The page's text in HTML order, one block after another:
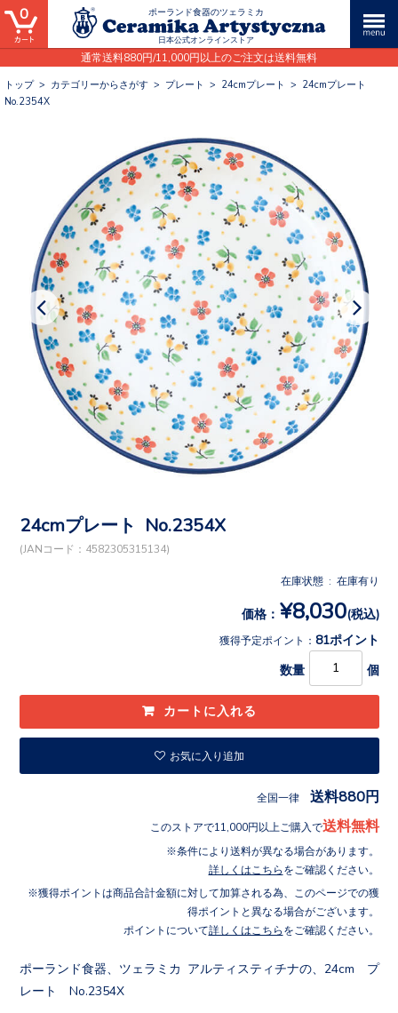
ポーランド食器のツェラミカ
日本公式オンラインストア
通常送料880円/11,000円以上のご注文は送料無料
0
トップ> カテゴリーからさがす > プレート > 24cmプレート > 24cmプレート
No.2354X
24cmプレート No.2354X
(JANコード：4582305315134)
在庫状態 : 在庫有り
価格： ¥8,030(税込)
獲得予定ポイント： 81ポイント
数量 個
お気に入り追加
全国一律 送料880円
このストアで11,000円以上ご購入で送料無料
条件により送料が異なる場合があります。
詳しくはこちら をご確認ください。
獲得ポイントは商品合計金額に対して加算される為、このページでの獲
得ポイントと異なる場合がございます。
ポイントについて詳しくはこちら をご確認ください。
ポーランド食器、ツェラミカ アルティスティチナの、24cm プ
レート No.2354X